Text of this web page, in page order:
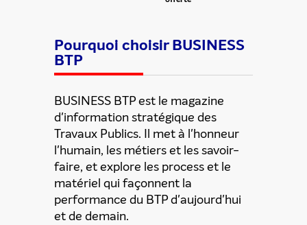
Pourquoi choisir BUSINESS
BTP
BUSINESS BTP est le magazine
d'information stratégique des
Travaux Publics. Il met à l'honneur
l'humain, les métiers et les savoir-
faire, et explore les process et le
matériel qui façonnent la
performance du BTP d'aujourd'hui
et de demain.